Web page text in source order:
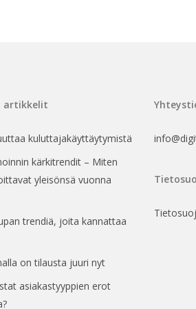
artikkelit
kuluttajakäyttäytymistä
kärkitrendit – Miten
yleisönsä vuonna
trendiä, joita kannattaa
on tilausta juuri nyt
asiakastyyppien erot